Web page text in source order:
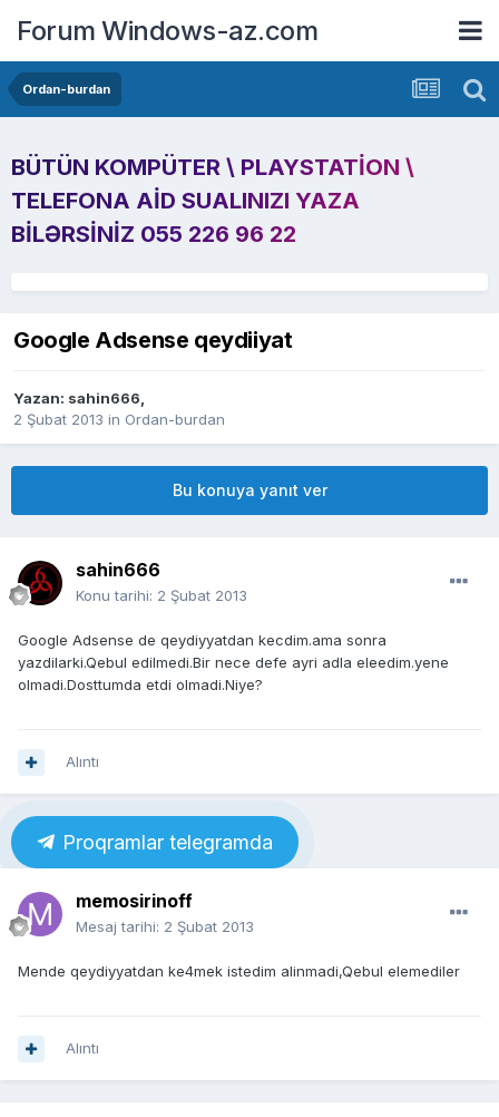
Forum Windows-az.com
Ordan-burdan
BÜTÜN KOMPÜTER \ PLAYSTATION \
TELEFONA AID SUALINIZI YAZA
BILƏRSINIZ 055 226 96 22
Google Adsense qeydiiyat
Yazan: sahin666,
2 Şubat 2013 in Ordan-burdan
Bu konuya yanıt ver
sahin666
Konu tarihi: 2 Şubat 2013
Google Adsense de qeydiyyatdan kecdim.ama sonra
yazdilarki.Qebul edilmedi.Bir nece defe ayri adla eleedim.yene
olmadi.Dosttumda etdi olmadi.Niye?
Alıntı
Proqramlar telegramda
memosirinoff
Mesaj tarihi: 2 Şubat 2013
Mende qeydiyyatdan ke4mek istedim alinmadi,Qebul elemediler
Alıntı